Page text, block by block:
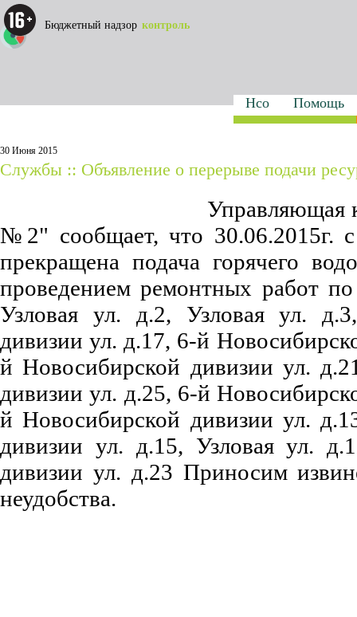
Нсо Помощь
Бюджетный надзор контроль
30 Июня 2015
Службы :: Объявление о перерыве подачи
№2" сообщает, что 30.06.2015г.
прекращена подача горячего
проведением ремонтных работ
Узловая ул. д.2, Узловая ул. д.3
дивизии ул. д.17, 6-й
й Новосибирской дивизии ул.
дивизии ул. д.25, 6-й
й Новосибирской дивизии ул.
дивизии ул. д.15, Узловая ул. д.1
дивизии ул. д.23 Приносим
неудобства.